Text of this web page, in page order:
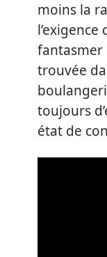
moins la
fantasmer
trouvée
toujours
état de